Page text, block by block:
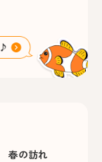
春の訪れ